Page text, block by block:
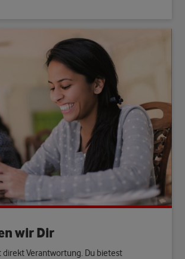
wir Dir
direkt Verantwortung. Du bietest